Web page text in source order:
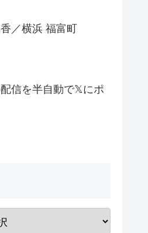
／横浜 福富町
信を半自動で𝕏にポ